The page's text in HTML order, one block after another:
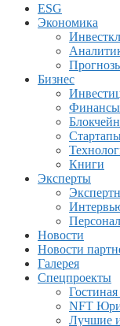
ESG
Экономика
Бизнес
Финансы
Блокчейн
Книги
Эксперты
Новости
Новости
Галерея
Спецпроекты
NFT
Лучшие